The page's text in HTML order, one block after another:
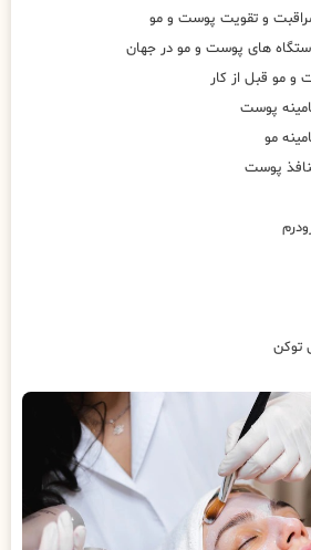
و تقویت پوست و مو
های پوست و مو در جهان
و مو قبل از کار
پوست
مو
پوست
توکن